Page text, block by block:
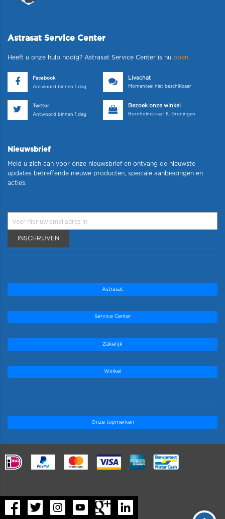
Astrasat Service Center
Heeft u onze hulp nodig? Astrasat Service Center is nu open.
Facebook
Antwoord binnen 1 dag
Livechat
Momenteel niet beschikbaar
Twitter
Antwoord binnen 1 dag
Bezoek onze winkel
Bornholmstraat 8, Groningen
Nieuwsbrief
Meld u zich aan voor onze nieuwsbrief en ontvang de nieuwste
updates betreffende nieuwe producten, speciale aanbiedingen en
acties.
INSCHRIJVEN
Astrasat
Service Center
Zakelijk
Winkel
Onze topmerken
.